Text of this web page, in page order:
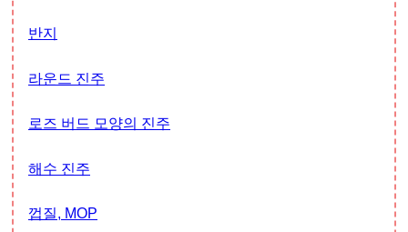
반지
라운드 진주
로즈 버드 모양의 진주
해수 진주
껍질, MOP